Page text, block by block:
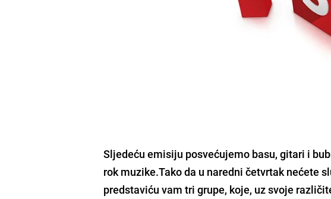
Sljedeću emisiju posvećujemo basu, gitari i
rok muzike.Tako da u naredni četvrtak nećete
predstaviću vam tri grupe, koje, uz svoje